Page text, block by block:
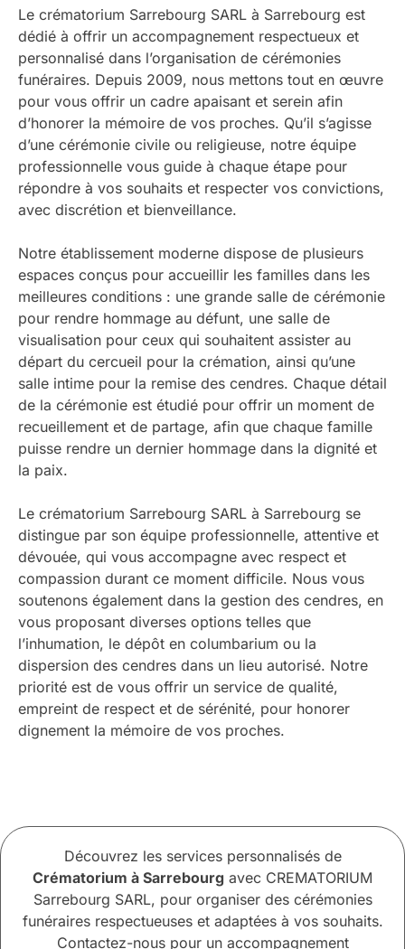
Le crématorium Sarrebourg SARL à Sarrebourg est
dédié à offrir un accompagnement respectueux et
personnalisé dans l’organisation de cérémonies
funéraires. Depuis 2009, nous mettons tout en œuvre
pour vous offrir un cadre apaisant et serein afin
d’honorer la mémoire de vos proches. Qu’il s’agisse
d’une cérémonie civile ou religieuse, notre équipe
professionnelle vous guide à chaque étape pour
répondre à vos souhaits et respecter vos convictions,
avec discrétion et bienveillance.
Notre établissement moderne dispose de plusieurs
espaces conçus pour accueillir les familles dans les
meilleures conditions : une grande salle de cérémonie
pour rendre hommage au défunt, une salle de
visualisation pour ceux qui souhaitent assister au
départ du cercueil pour la crémation, ainsi qu’une
salle intime pour la remise des cendres. Chaque détail
de la cérémonie est étudié pour offrir un moment de
recueillement et de partage, afin que chaque famille
puisse rendre un dernier hommage dans la dignité et
la paix.
Le crématorium Sarrebourg SARL à Sarrebourg se
distingue par son équipe professionnelle, attentive et
dévouée, qui vous accompagne avec respect et
compassion durant ce moment difficile. Nous vous
soutenons également dans la gestion des cendres, en
vous proposant diverses options telles que
l’inhumation, le dépôt en columbarium ou la
dispersion des cendres dans un lieu autorisé. Notre
priorité est de vous offrir un service de qualité,
empreint de respect et de sérénité, pour honorer
dignement la mémoire de vos proches.
Découvrez les services personnalisés de
Crématorium à Sarrebourg avec CREMATORIUM
Sarrebourg SARL, pour organiser des cérémonies
funéraires respectueuses et adaptées à vos souhaits.
Contactez-nous pour un accompagnement